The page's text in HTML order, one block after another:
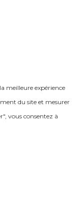
meilleure expérience
du site et mesurer
vous consentez à